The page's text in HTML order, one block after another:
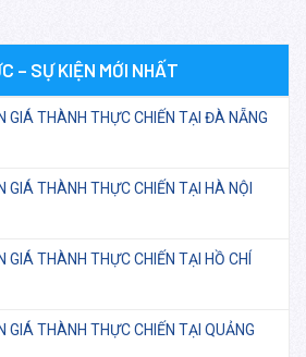
– SỰ KIỆN MỚI NHẤT
GIÁ THÀNH THỰC CHIẾN TẠI ĐÀ NẴNG
GIÁ THÀNH THỰC CHIẾN TẠI HÀ NỘI
GIÁ THÀNH THỰC CHIẾN TẠI HỒ CHÍ
GIÁ THÀNH THỰC CHIẾN TẠI QUẢNG